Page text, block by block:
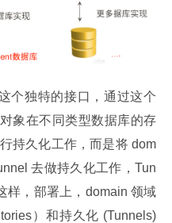
个独特的接口，通过这个
象在不同类型数据库的存
持久化工作，而是将 dom
去做持久化工作，Tun
样，部署上，domain 领域
）和持久化 (Tunnels)